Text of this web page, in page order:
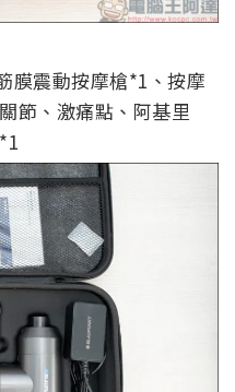
膜震動按摩槍*1、按摩
節、激痛點、阿基里